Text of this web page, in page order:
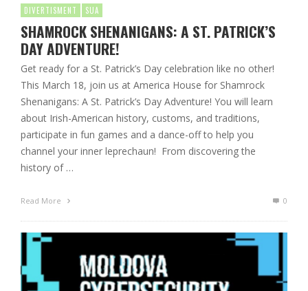
DIVERTISMENT SUA
SHAMROCK SHENANIGANS: A ST. PATRICK’S
DAY ADVENTURE!
Get ready for a St. Patrick’s Day celebration like no other!
This March 18, join us at America House for Shamrock
Shenanigans: A St. Patrick’s Day Adventure! You will learn
about Irish-American history, customs, and traditions,
participate in fun games and a dance-off to help you
channel your inner leprechaun! From discovering the
history of …
Read More 0